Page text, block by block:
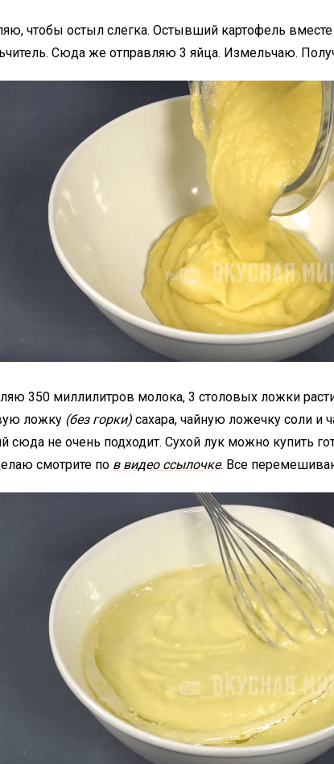
чтобы остыл слегка. Остывший картофель
Сюда же отправляю 3 яйца. Измельчаю.
350 миллилитров молока, 3 столовых ложки
ложку (без горки) сахара, чайную ложечку соли и
сюда не очень подходит. Сухой лук можно купить
смотрите по в видео ссылочке. Все